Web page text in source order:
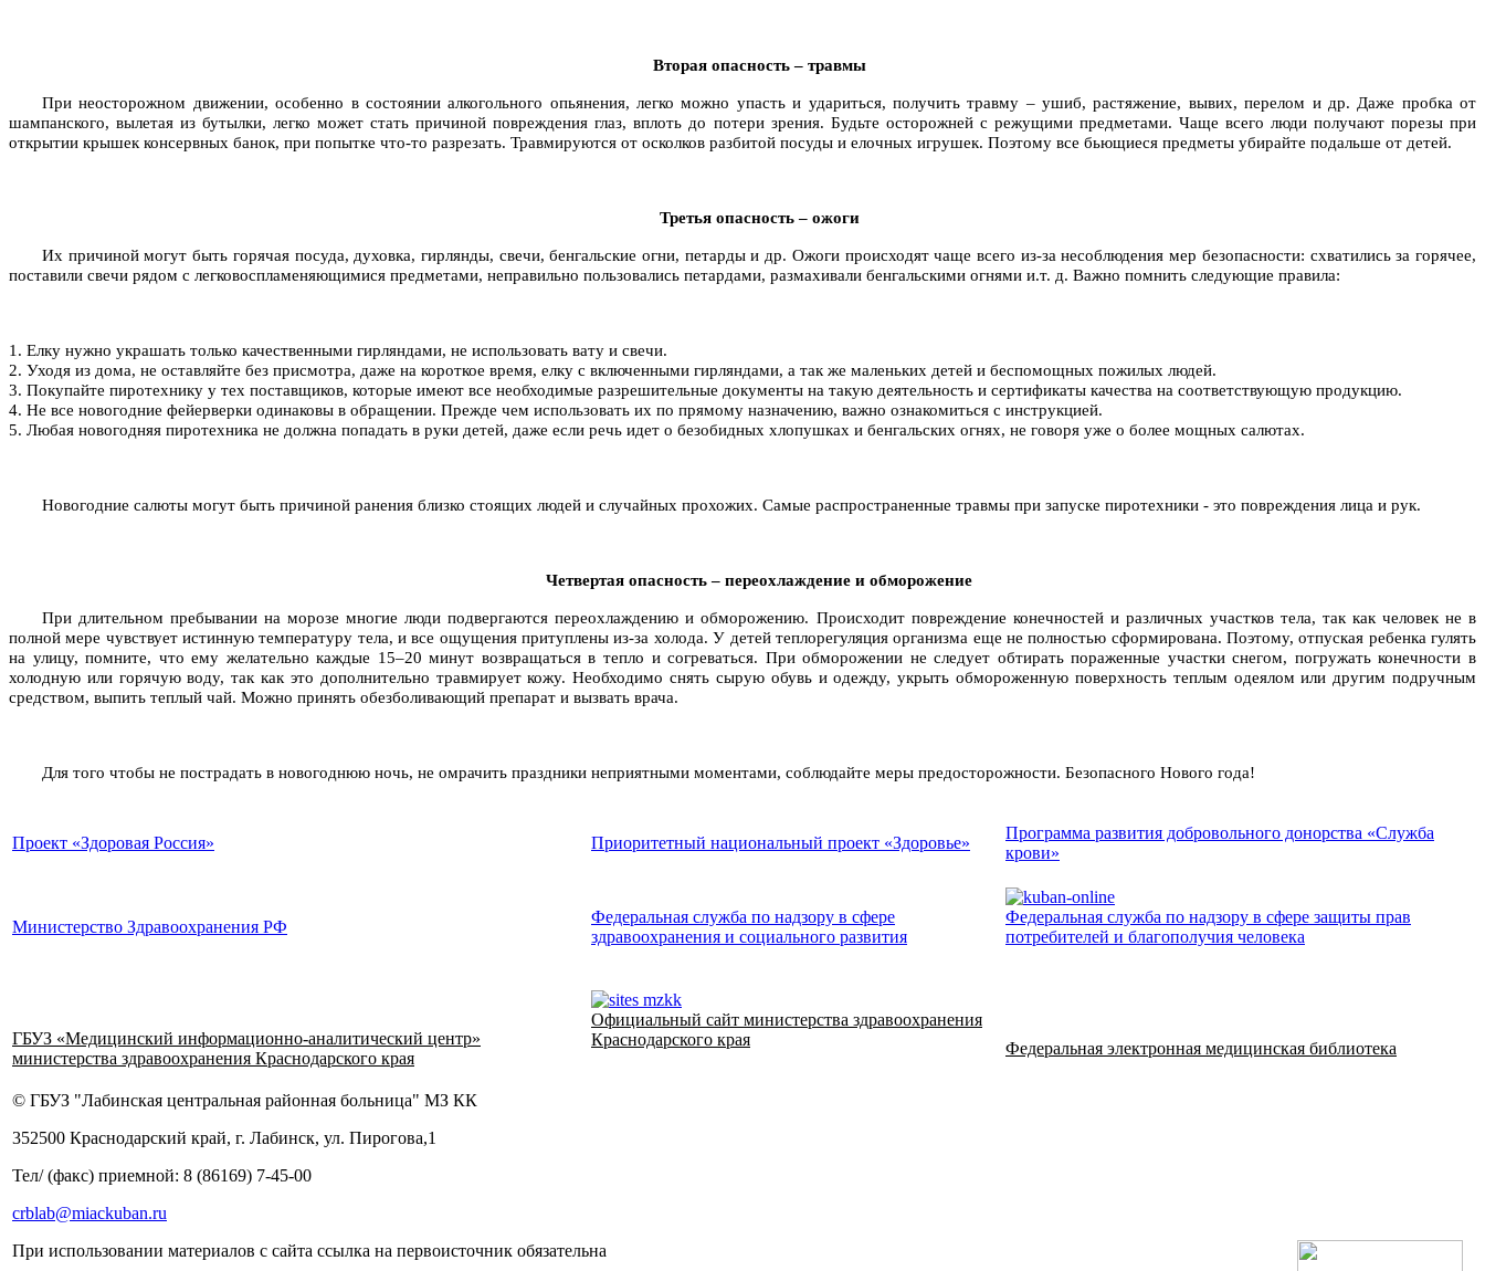
Вторая опасность – травмы
При неосторожном движении, особенно в состоянии алкогольного опьянения, легко можно упасть и удариться, получить травму – ушиб, растяжение, вывих, перелом и др. Даже пробка от
шампанского, вылетая из бутылки, легко может стать причиной повреждения глаз, вплоть до потери зрения. Будьте осторожней с режущими предметами. Чаще всего люди получают порезы при
открытии крышек консервных банок, при попытке что-то разрезать. Травмируются от осколков разбитой посуды и елочных игрушек. Поэтому все бьющиеся предметы убирайте подальше от детей.
Третья опасность – ожоги
Их причиной могут быть горячая посуда, духовка, гирлянды, свечи, бенгальские огни, петарды и др. Ожоги происходят чаще всего из-за несоблюдения мер безопасности: схватились за горячее,
поставили свечи рядом с легковоспламеняющимися предметами, неправильно пользовались петардами, размахивали бенгальскими огнями и.т. д. Важно помнить следующие правила:
1. Елку нужно украшать только качественными гирляндами, не использовать вату и свечи.
2. Уходя из дома, не оставляйте без присмотра, даже на короткое время, елку с включенными гирляндами, а так же маленьких детей и беспомощных пожилых людей.
3. Покупайте пиротехнику у тех поставщиков, которые имеют все необходимые разрешительные документы на такую деятельность и сертификаты качества на соответствующую продукцию.
4. Не все новогодние фейерверки одинаковы в обращении. Прежде чем использовать их по прямому назначению, важно ознакомиться с инструкцией.
5. Любая новогодняя пиротехника не должна попадать в руки детей, даже если речь идет о безобидных хлопушках и бенгальских огнях, не говоря уже о более мощных салютах.
Новогодние салюты могут быть причиной ранения близко стоящих людей и случайных прохожих. Самые распространенные травмы при запуске пиротехники - это повреждения лица и рук.
Четвертая опасность – переохлаждение и обморожение
При длительном пребывании на морозе многие люди подвергаются переохлаждению и обморожению. Происходит повреждение конечностей и различных участков тела, так как человек не в
полной мере чувствует истинную температуру тела, и все ощущения притуплены из-за холода. У детей теплорегуляция организма еще не полностью сформирована. Поэтому, отпуская ребенка гулять
на улицу, помните, что ему желательно каждые 15–20 минут возвращаться в тепло и согреваться. При обморожении не следует обтирать пораженные участки снегом, погружать конечности в
холодную или горячую воду, так как это дополнительно травмирует кожу. Необходимо снять сырую обувь и одежду, укрыть обмороженную поверхность теплым одеялом или другим подручным
средством, выпить теплый чай. Можно принять обезболивающий препарат и вызвать врача.
Для того чтобы не пострадать в новогоднюю ночь, не омрачить праздники неприятными моментами, соблюдайте меры предосторожности. Безопасного Нового года!
Проект «Здоровая Россия» Приоритетный национальный проект «Здоровье»
Программа развития добровольного донорства «Служба
крови»
Министерство Здравоохранения РФ
Федеральная служба по надзору в сфере
здравоохранения и социального развития
Федеральная служба по надзору в сфере защиты прав
потребителей и благополучия человека
ГБУЗ «Медицинский информационно-аналитический центр»
министерства здравоохранения Краснодарского края
Официальный сайт министерства здравоохранения
Краснодарского края
Федеральная электронная медицинская библиотека
© ГБУЗ "Лабинская центральная районная больница" МЗ КК
352500 Краснодарский край, г. Лабинск, ул. Пирогова,1
Тел/ (факс) приемной: 8 (86169) 7-45-00
crblab@miackuban.ru
При использовании материалов с сайта ссылка на первоисточник обязательна